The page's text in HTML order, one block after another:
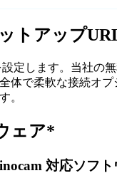
トアップ
設定します。当社
体で柔軟な接続オ
。
ェア*
対応ソフ